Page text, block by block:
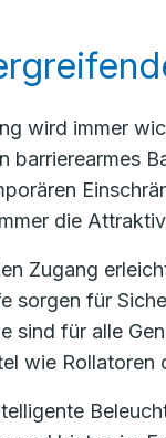
wird immer
die
Zugang
sorgen für
sind für alle
wie Rollatoren